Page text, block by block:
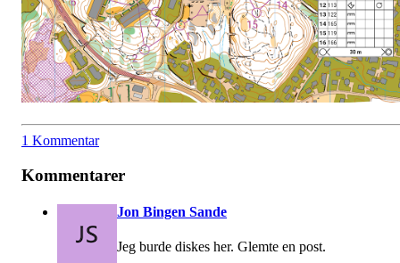
1 Kommentar
Kommentarer
Jon Bingen Sande
Jeg burde diskes her. Glemte en post.